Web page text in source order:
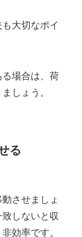
大切なポイ
場合は、荷
しょう。
る
させましょ
しないと収
効率です。